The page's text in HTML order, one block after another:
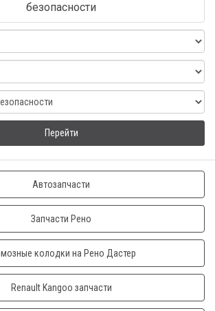
безопасности
Перейти
Автозапчасти
Запчасти Рено
колодки на Рено Дастер
Renault Kangoo запчасти